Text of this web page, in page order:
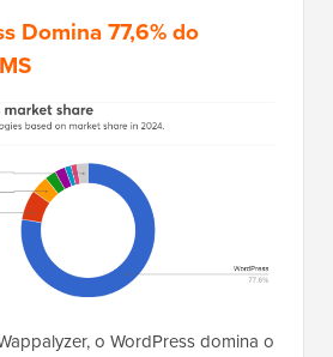
Domina 77,6% do
o WordPress domina o